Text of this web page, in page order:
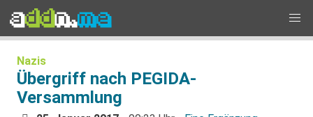
Nazis
Übergriff nach PEGIDA-
Versammlung